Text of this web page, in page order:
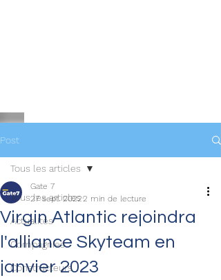
Post
Tous les articles
Actualités
Compagnies
Constructeurs
Tous les articles
Virgin Atlantic rejoindra
l'alliance Skyteam en
janvier 2023
Gate 7
27 sept. 20222 min de lecture